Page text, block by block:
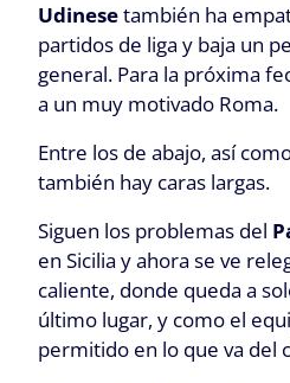
Udinesetambién ha
partidos de liga y baja un
general. Para la próxima
a un muy motivado Roma.
Entre los de abajo, así
también hay caras largas.
Siguen los problemas del
en Sicilia y ahora se ve
caliente, donde queda a
último lugar, y como el
permitido en lo que va del